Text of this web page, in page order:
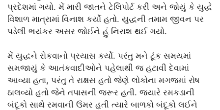
પ્રદેશમાં ગયો. મેં મારી જાતને ટેલિપોર્ટ કરી અને જોયું કે યુદ્ધે
વિશાળ માત્રામાં વિનાશ કર્યો હતો. યુદ્ધની તમામ જીવન પર
પડેલી ભયંકર અસર જોઈને હું નિરાશ થઈ ગયો.
મેં યુદ્ધને રોકવાનો પ્રયાસ કર્યો. પરંતુ મને ટૂંક સમયમાં
સમજાયું કે આતંકવાદીઓને પહેલાથી જ હટાવી દેવામાં
આવ્યા હતા, પરંતુ તે રાક્ષસ હતો જેણે લોકોના મગજમાં રોષ
ઠાલવ્યો હતો જેને તપાસની જરૂર હતી. જ્યારે રમકડાની
બંદૂકો સાથે રમવાની ઉંમર હતી ત્યારે બાળકો બંદૂકો લઈને